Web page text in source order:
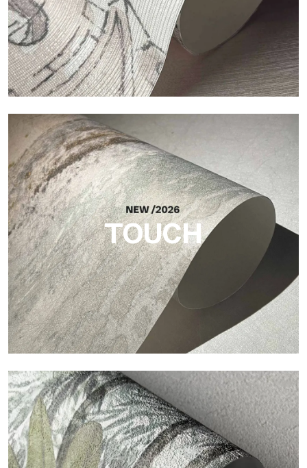
Craft
Finitura ispirata alle fibre naturali, con rilievo essenziale che
dona equilibrio, profondità e una matericità elegante.
TOUCH
Touch
Finitura dalla trama fibrosa e irregolare, con texture morbida
che dona calore e autenticità alla superficie.